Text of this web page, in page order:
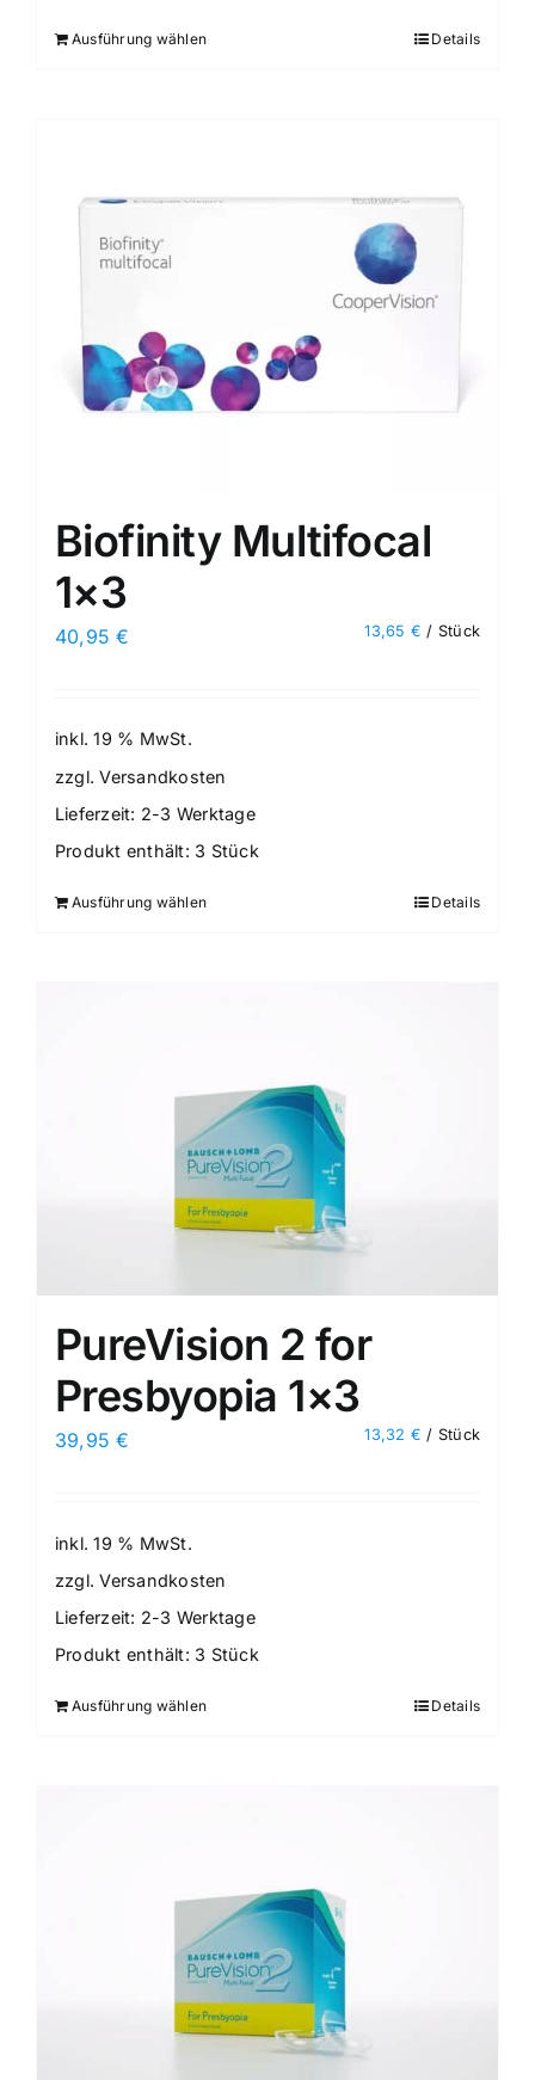
Ausführung wählen Details
Biofinity Multifocal
1×3
40,95€ 13,65 € / Stück
inkl. 19 % MwSt.
zzgl.Versandkosten
Lieferzeit: 2-3 Werktage
Produkt enthält: 3 Stück
Ausführung wählen Details
PureVision 2 for
Presbyopia 1×3
39,95€ 13,32 € / Stück
inkl. 19 % MwSt.
zzgl.Versandkosten
Lieferzeit: 2-3 Werktage
Produkt enthält: 3 Stück
Ausführung wählen Details